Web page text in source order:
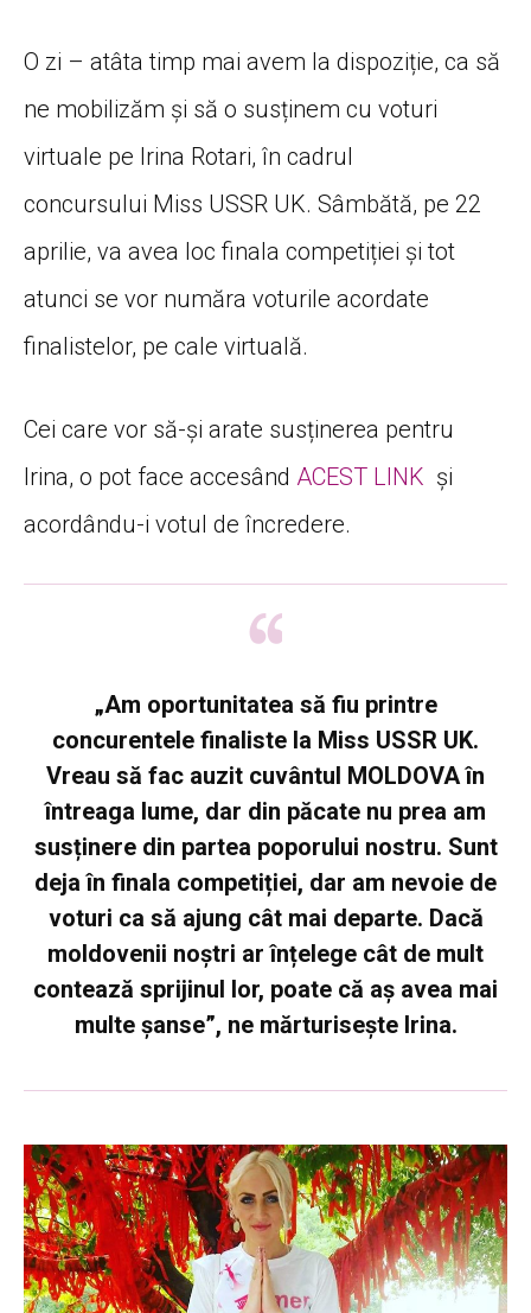
O zi – atâta timp mai avem la dispoziție, ca să
ne mobilizăm și să o susținem cu voturi
virtuale pe Irina Rotari, în cadrul
concursului Miss USSR UK. Sâmbătă, pe 22
aprilie, va avea loc finala competiției și tot
atunci se vor număra voturile acordate
finalistelor, pe cale virtuală.
Cei care vor să-și arate susținerea pentru
Irina, o pot face accesând ACEST LINK și
acordându-i votul de încredere.
„Am oportunitatea să fiu printre
concurentele finaliste la Miss USSR UK.
Vreau să fac auzit cuvântul MOLDOVA în
întreaga lume, dar din păcate nu prea am
susținere din partea poporului nostru. Sunt
deja în finala competiției, dar am nevoie de
voturi ca să ajung cât mai departe. Dacă
moldovenii noștri ar înțelege cât de mult
contează sprijinul lor, poate că aș avea mai
multe șanse”, ne mărturisește Irina.